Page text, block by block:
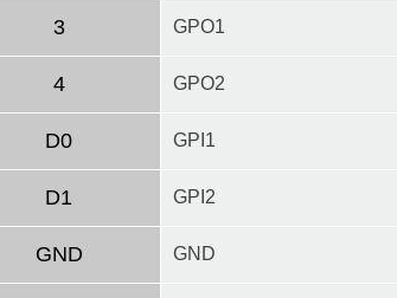
3 GPO1
4 GPO2
D0 GPI1
D1 GPI2
GND GND